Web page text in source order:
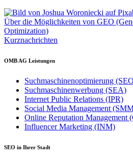
Über die Möglichkeiten von GEO
Optimization)
Kurznachrichten
OMB AG Leistungen
Suchmaschinenoptimierung
Suchmaschinenwerbung (SEA)
Internet Public Relations (IPR)
Social Media Management
Online Reputation Management
Influencer Marketing (INM)
SEO in Ihrer Stadt